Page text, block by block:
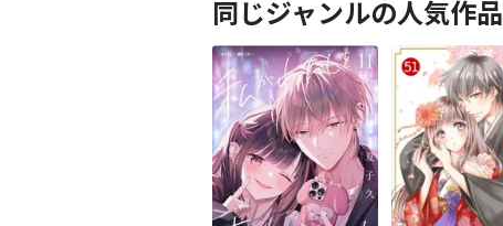
同じジャンルの人気作品